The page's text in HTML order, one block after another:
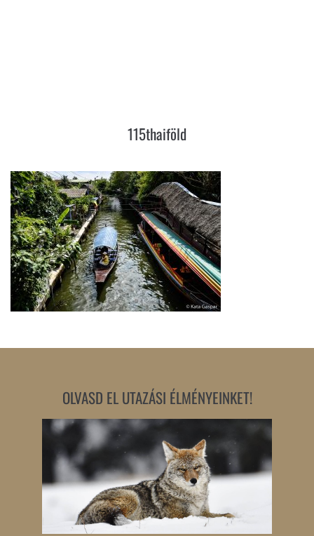
115thaiföld
OLVASD EL UTAZÁSI ÉLMÉNYEINKET!